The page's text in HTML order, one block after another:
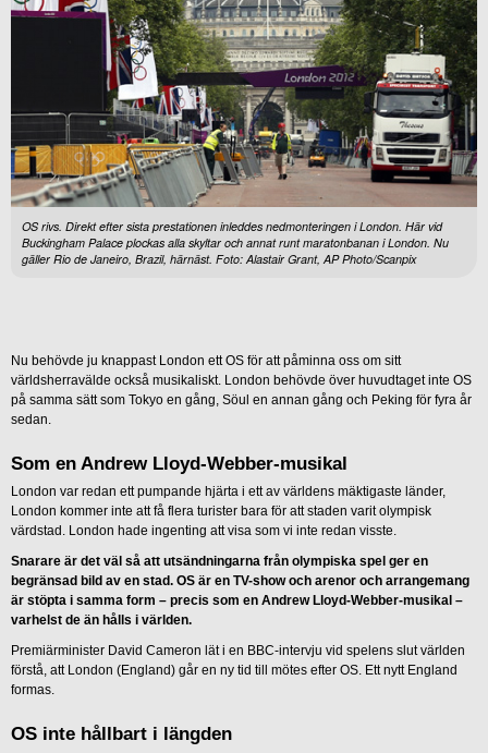
OS rivs. Direkt efter sista prestationen inleddes nedmonteringen i London. Här vid
Buckingham Palace plockas alla skyltar och annat runt maratonbanan i London. Nu
gäller Rio de Janeiro, Brazil, härnäst. Foto: Alastair Grant, AP Photo/Scanpix
Nu behövde ju knappast London ett OS för att påminna oss om sitt
världsherravälde också musikaliskt. London behövde över huvudtaget inte OS
på samma sätt som Tokyo en gång, Söul en annan gång och Peking för fyra år
sedan.
Som en Andrew Lloyd-Webber-musikal
London var redan ett pumpande hjärta i ett av världens mäktigaste länder,
London kommer inte att få flera turister bara för att staden varit olympisk
värdstad. London hade ingenting att visa som vi inte redan visste.
Snarare är det väl så att utsändningarna från olympiska spel ger en
begränsad bild av en stad. OS är en TV-show och arenor och arrangemang
är stöpta i samma form – precis som en Andrew Lloyd-Webber-musikal –
varhelst de än hålls i världen.
Premiärminister David Cameron lät i en BBC-intervju vid spelens slut världen
förstå, att London (England) går en ny tid till mötes efter OS. Ett nytt England
formas.
OS inte hållbart i längden